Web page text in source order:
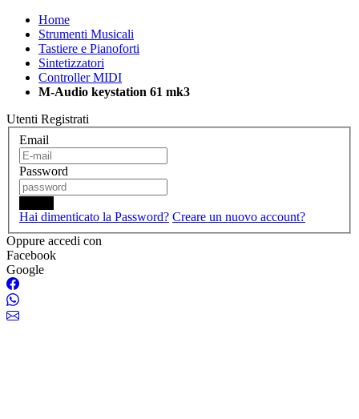
Home
Strumenti Musicali
Tastiere e Pianoforti
Sintetizzatori
Controller MIDI
M-Audio keystation 61 mk3
Utenti Registrati
Email
Password
Hai dimenticato la Password? Creare un nuovo account?
Oppure accedi con
Facebook
Google